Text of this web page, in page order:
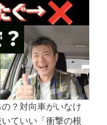
？対向車がいなけ
ていい「衝撃の根